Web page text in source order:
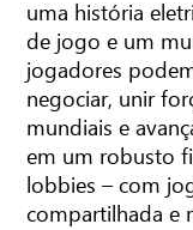
uma história
de jogo e um
jogadores
negociar, unir
mundiais e
em um robusto
lobbies – com
compartilhada e